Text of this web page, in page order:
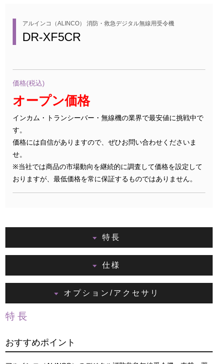
アルインコ（ALINCO） 消防・救急デジタル無線用受令機
DR-XF5CR
価格(税込)
オープン価格
インカム・トランシーバー・無線機の業界で最安値に挑戦中で
す。
価格には自信がありますので、ぜひお問い合わせくださいま
せ。
※当社では商品の市場動向を継続的に調査して価格を設定して
おりますが、最低価格を常に保証するものではありません。
特長
仕様
オプション/アクセサリ
特長
おすすめポイント